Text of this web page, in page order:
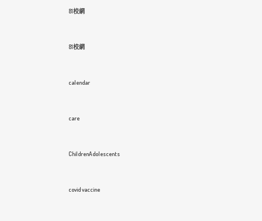
81校網
81校網
calendar
care
ChildrenAdolescents
covid vaccine